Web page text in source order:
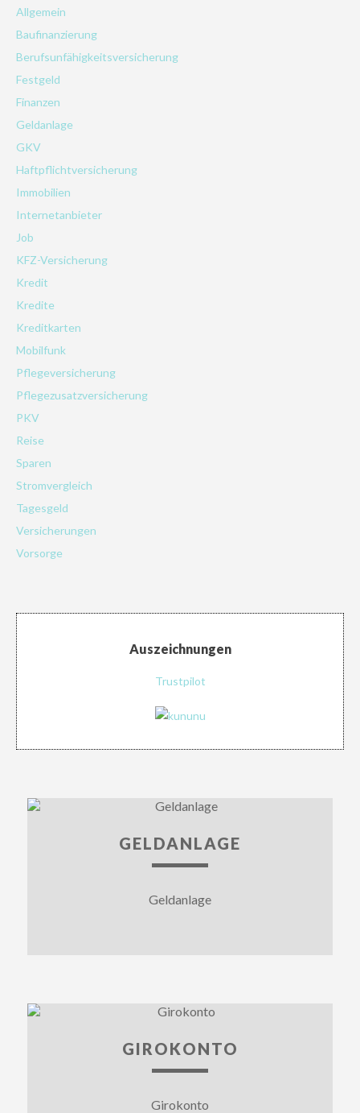
Allgemein
Baufinanzierung
Berufsunfähigkeitsversicherung
Festgeld
Finanzen
Geldanlage
GKV
Haftpflichtversicherung
Immobilien
Internetanbieter
Job
KFZ-Versicherung
Kredit
Kredite
Kreditkarten
Mobilfunk
Pflegeversicherung
Pflegezusatzversicherung
PKV
Reise
Sparen
Stromvergleich
Tagesgeld
Versicherungen
Vorsorge
Auszeichnungen
Trustpilot
GELDANLAGE
Geldanlage
GIROKONTO
Girokonto